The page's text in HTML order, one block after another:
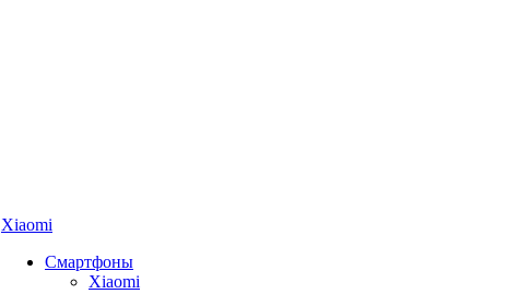
Xiaomi
Смартфоны
Xiaomi